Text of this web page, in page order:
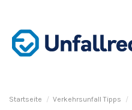
Startseite Verkehrsunfall Tipps